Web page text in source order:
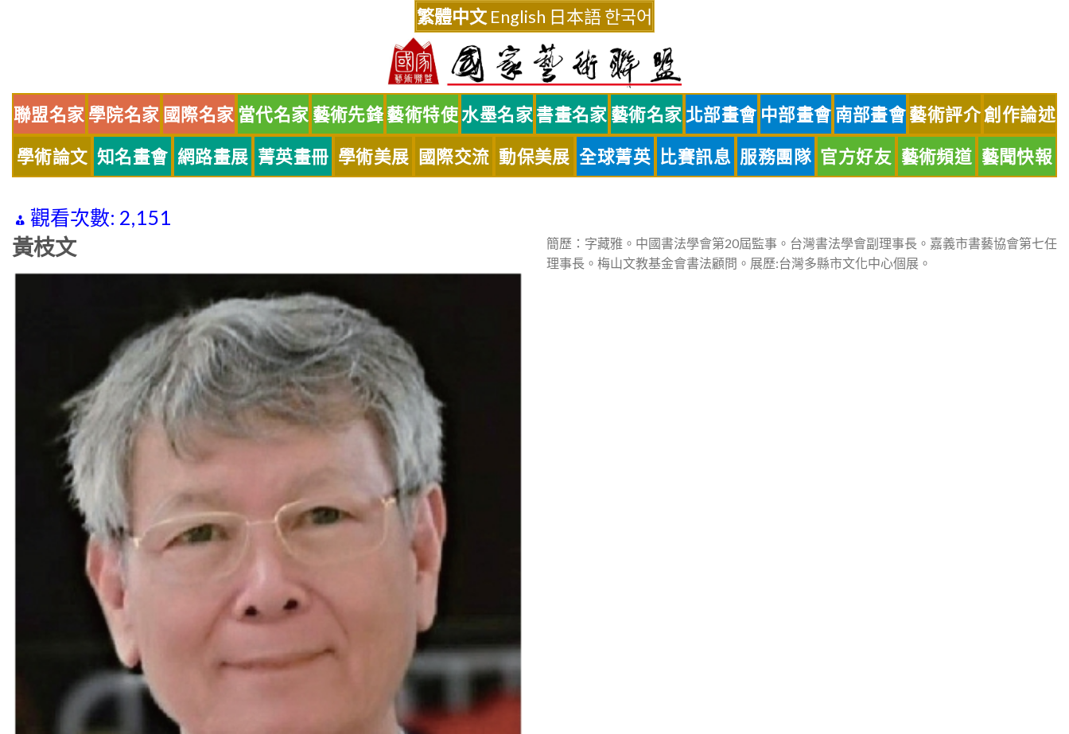
繁體中文 English 日本語한국어
聯盟名家 學院名家 國際名家 當代名家 藝術先鋒藝術特使水墨名家 書畫名家 藝術名家 北部畫會 中部畫會 南部畫會藝術評介創作論述
學術論文 知名畫會 網路畫展 菁英畫冊 學術美展 國際交流 動保美展 全球菁英 比賽訊息 服務團隊 官方好友 藝術頻道 藝聞快報
觀看次數: 2,151
黃枝文
簡歷：字藏雅。中國書法學會第20屆監事。台灣書法學會副理事長。嘉義市書藝協會第七任
理事長。梅山文教基金會書法顧問。展歷:台灣多縣市文化中心個展。